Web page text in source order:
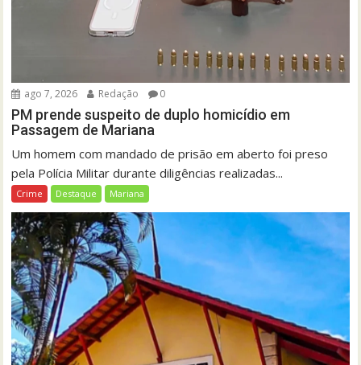
ago 7, 2026 Redação 0
PM prende suspeito de duplo homicídio em
Passagem de Mariana
Um homem com mandado de prisão em aberto foi preso
pela Polícia Militar durante diligências realizadas...
Crime Destaque Mariana